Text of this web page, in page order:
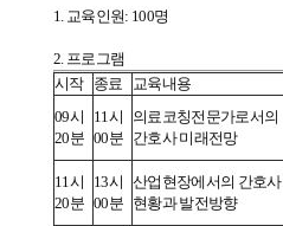
1. 교육인원: 100명
2. 프로그램
시작
종료 교육내용
09시
20분
11시
00분
의료코칭전문가로서의
간호사 미래전망
11시
20분
13시
00분
산업현장에서의 간호사
현황과 발전방향